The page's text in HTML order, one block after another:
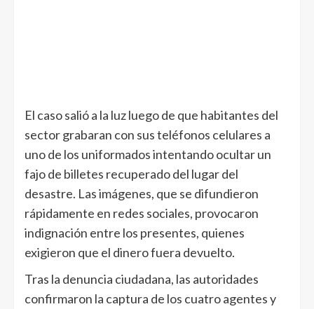
El caso salió a la luz luego de que habitantes del
sector grabaran con sus teléfonos celulares a
uno de los uniformados intentando ocultar un
fajo de billetes recuperado del lugar del
desastre. Las imágenes, que se difundieron
rápidamente en redes sociales, provocaron
indignación entre los presentes, quienes
exigieron que el dinero fuera devuelto.
Tras la denuncia ciudadana, las autoridades
confirmaron la captura de los cuatro agentes y